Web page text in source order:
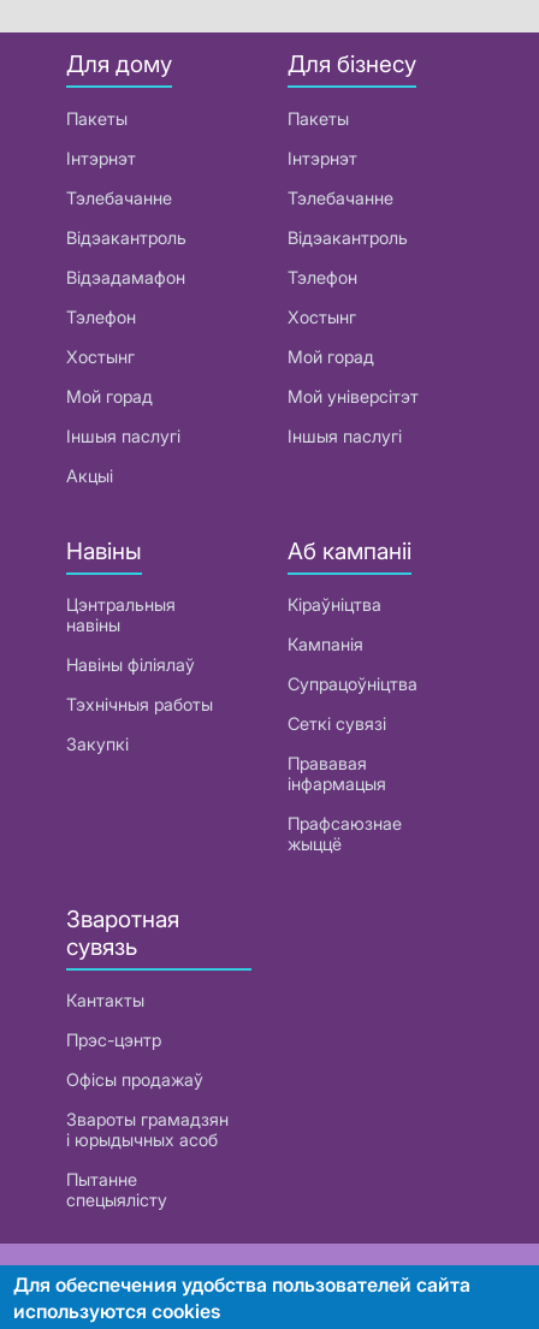
Для дому
Пакеты
Інтэрнэт
Тэлебачанне
Відэакантроль
Відэадамафон
Тэлефон
Хостынг
Мой горад
Іншыя паслугі
Акцыі
Для бізнесу
Пакеты
Інтэрнэт
Тэлебачанне
Відэакантроль
Тэлефон
Хостынг
Мой горад
Мой універсітэт
Іншыя паслугі
Навіны
Цэнтральныя
навіны
Навіны філіялаў
Тэхнічныя работы
Закупкі
Аб кампаніі
Кіраўніцтва
Кампанія
Супрацоўніцтва
Сеткі сувязі
Прававая
інфармацыя
Прафсаюзнае
жыццё
Зваротная
сувязь
Кантакты
Прэс-цэнтр
Офісы продажаў
Звароты грамадзян
і юрыдычных асоб
Пытанне
спецыялісту
РУП «Белтэлекам». УНП 101007741
Для обеспечения удобства пользователей сайта
используются cookies